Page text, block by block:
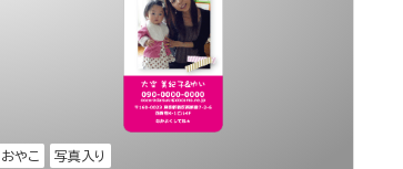
おやこ 写真入り